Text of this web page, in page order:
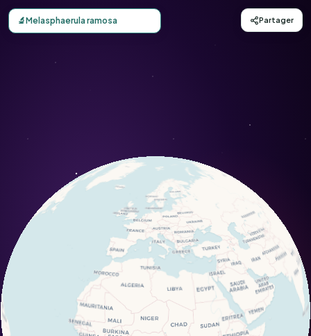
Carte d'observation du Melasphaerula ramosa
🔬Melasphaerula ramosa Partager